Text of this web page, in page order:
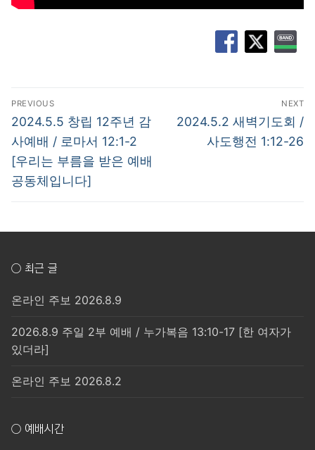
글
탐
색
PREVIOUS
Previous
post:
2024.5.5 창립 12주년 감
사예배 / 로마서 12:1-2
[우리는 부름을 받은 예배
공동체입니다]
NEXT
Next
2024.5.2 새벽기도회 /
사도행전 1:12-26
○ 최근 글
온라인 주보 2026.8.9
2026.8.9 주일 2부 예배 / 누가복음 13:10-17 [한 여자가
있더라]
온라인 주보 2026.8.2
○ 예배시간